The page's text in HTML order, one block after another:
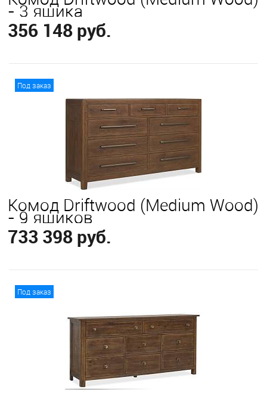
- 3 ящика
356 148 руб.
Под заказ
Комод Driftwood (Medium Wood)
- 9 ящиков
733 398 руб.
Под заказ